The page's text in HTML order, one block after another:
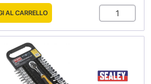
AL CARRELLO